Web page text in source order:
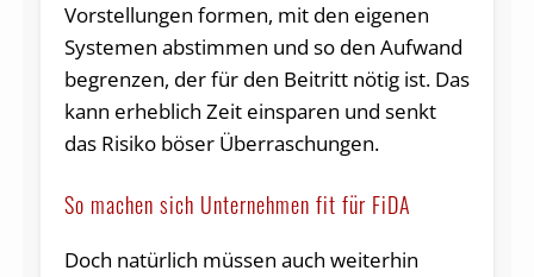
Vorstellungen formen, mit den eigenen
Systemen abstimmen und so den Aufwand
begrenzen, der für den Beitritt nötig ist. Das
kann erheblich Zeit einsparen und senkt
das Risiko böser Überraschungen.
So machen sich Unternehmen fit für FiDA
Doch natürlich müssen auch weiterhin